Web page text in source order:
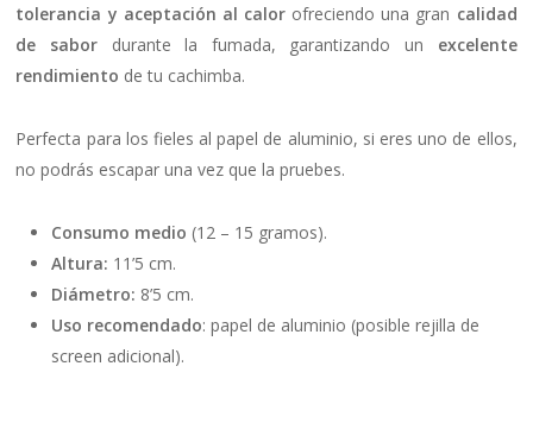
tolerancia y aceptación al calor ofreciendo una gran calidad
de sabor durante la fumada, garantizando un excelente
rendimiento de tu cachimba.
Perfecta para los fieles al papel de aluminio, si eres uno de ellos,
no podrás escapar una vez que la pruebes.
Consumo medio (12 – 15 gramos).
Altura: 11’5 cm.
Diámetro: 8’5 cm.
Uso recomendado: papel de aluminio (posible rejilla de
screen adicional).